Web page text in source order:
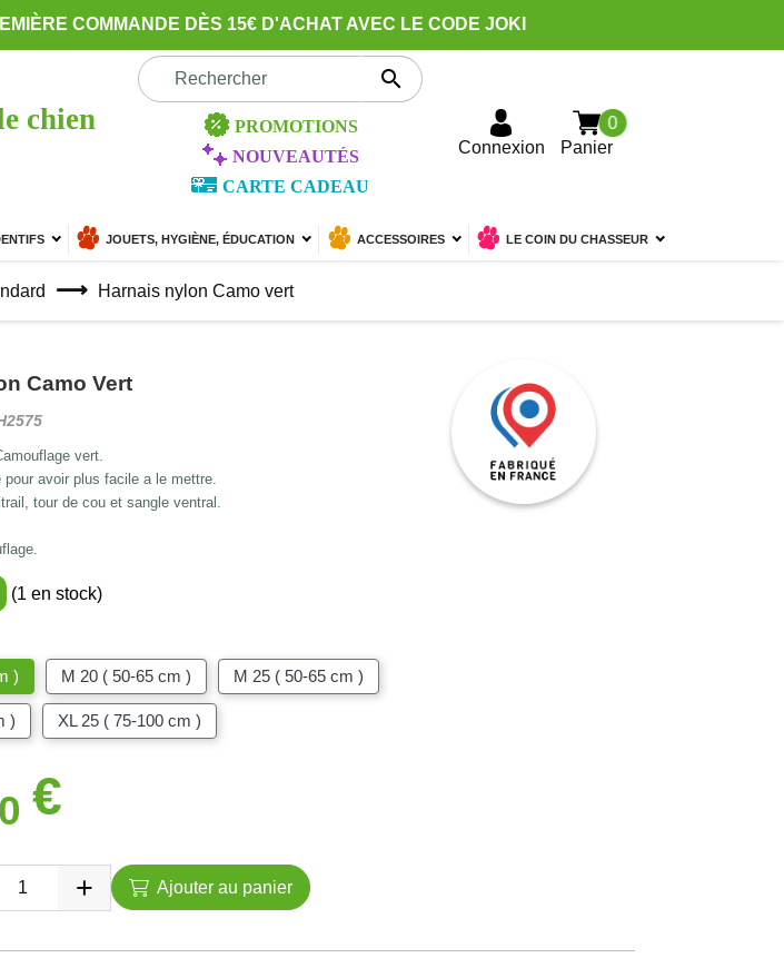
COMMANDE DÈS 15€ D'ACHAT AVEC LE CODE JOKI
chien

PROMOTIONS
NOUVEAUTÉS
CARTE CADEAU
Connexion Panier
0
JOUETS, HYGIÈNE, ÉDUCATION ACCESSOIRES LE COIN DU CHASSEUR
Harnais nylon Camo vert
Camo Vert
vert.
avoir plus facile a le mettre.
tour de cou et sangle ventral.
(1 en stock)
) M 20 ( 50-65 cm ) M 25 ( 50-65 cm )
) XL 25 ( 75-100 cm )
€
Ajouter au panier